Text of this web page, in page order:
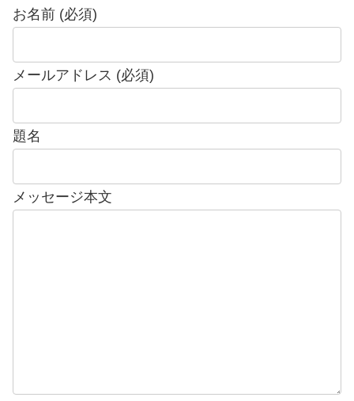
お名前 (必須)
メールアドレス (必須)
題名
メッセージ本文